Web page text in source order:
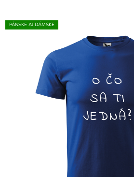
PÁNSKE AJ DÁMSKE